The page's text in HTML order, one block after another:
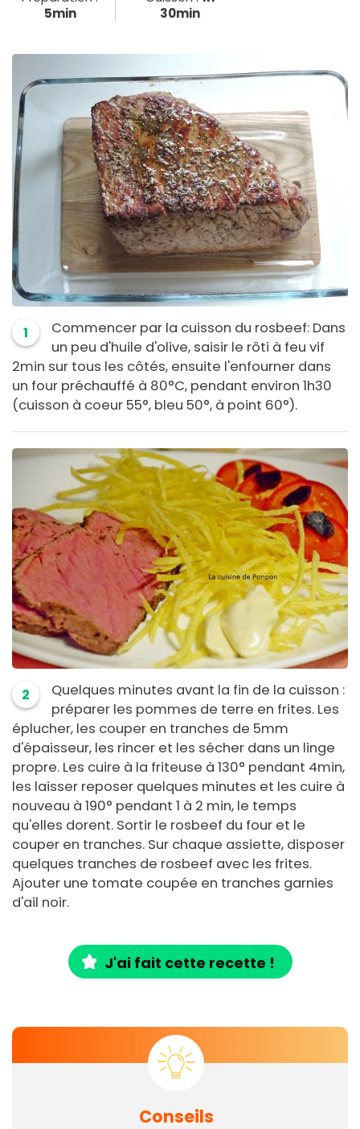
5min
30min
1
Commencer par la cuisson du rosbeef: Dans
un peu d'huile d'olive, saisir le rôti à feu vif
2min sur tous les côtés, ensuite l'enfourner dans
un four préchauffé à 80°C, pendant environ 1h30
(cuisson à coeur 55°, bleu 50°, à point 60°).
2
Quelques minutes avant la fin de la cuisson :
préparer les pommes de terre en frites. Les
éplucher, les couper en tranches de 5mm
d'épaisseur, les rincer et les sécher dans un linge
propre. Les cuire à la friteuse à 130° pendant 4min,
les laisser reposer quelques minutes et les cuire à
nouveau à 190° pendant 1 à 2 min, le temps
qu'elles dorent. Sortir le rosbeef du four et le
couper en tranches. Sur chaque assiette, disposer
quelques tranches de rosbeef avec les frites.
Ajouter une tomate coupée en tranches garnies
d'ail noir.
J'ai fait cette recette !
Conseils